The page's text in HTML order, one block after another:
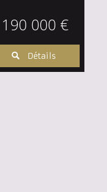
190 000 €
Détails